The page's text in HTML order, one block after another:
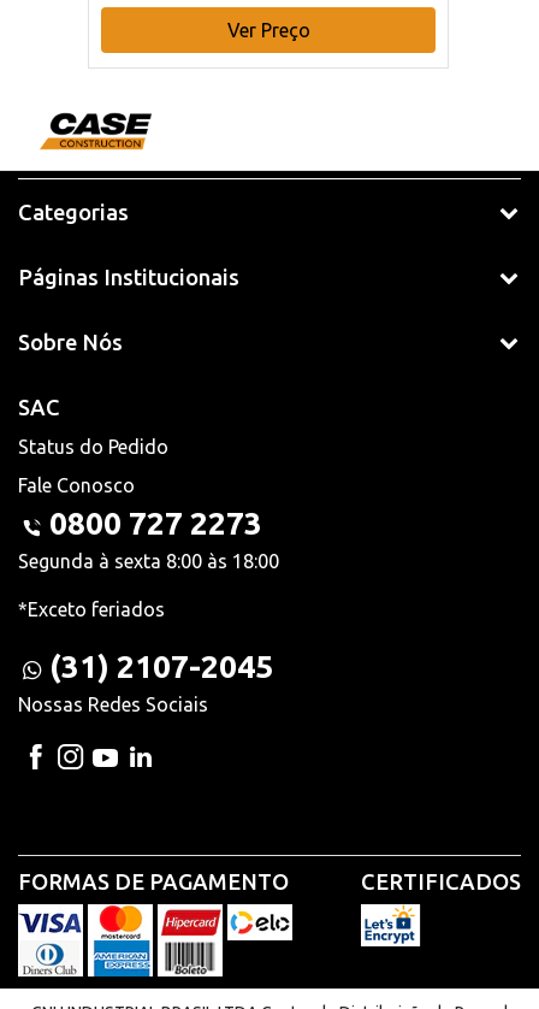
Ver Preço
Categorias
Páginas Institucionais
Sobre Nós
SAC
Status do Pedido
Fale Conosco
0800 727 2273
Segunda à sexta 8:00 às 18:00
*Exceto feriados
(31) 2107-2045
Nossas Redes Sociais
FORMAS DE PAGAMENTO CERTIFICADOS